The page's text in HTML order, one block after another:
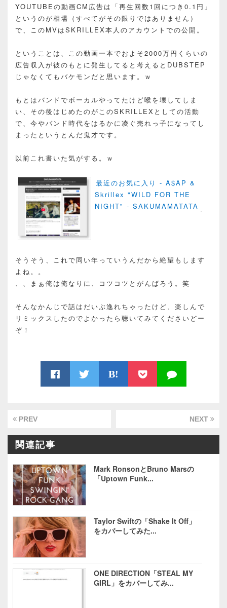
YOUTUBEの動画CM広告は「再生回数1回につき0.1円」
というのが相場（すべてがその限りではありません）
で、このMVはSKRILLEX本人のアカウントでの公開。
ということは、この動画一本でおよそ2000万円くらいの
広告収入が彼のもとに発生してると考えるとDUBSTEP
じゃなくてもバケモンだと思います。ｗ
もとはバンドでボーカルやってたけど喉を壊してしま
い、その後はじめたのがこのSKRILLEXとしての活動
で、今やバンド時代をはるかに凌ぐ売れっ子になってし
まったというとんだ鬼才です。
以前これ書いた気がする。ｗ
最近のお気に入り - A$AP &
Skrillex "WILD FOR THE
NIGHT" - SAKUMAMATATA
そうそう、これで同い年っていうんだから絶望もします
よね。。
、、まぁ俺は俺なりに、コツコツとがんばろう。笑
そんなかんじで話はだいぶ逸れちゃったけど、楽しんで
リミックスしたのでよかったら聴いてみてくださいどー
ぞ！
B!
PREV NEXT
関連記事
Mark RonsonとBruno Marsの
「Uptown Funk...
Taylor Swiftの「Shake It Off」
をカバーしてみた...
ONE DIRECTION「STEAL MY
GIRL」をカバーしてみ...